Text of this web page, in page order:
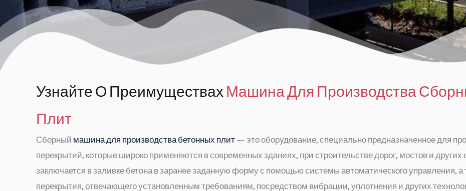
Узнайте О Преимуществах Машина Для Производства
Плит
Сборный машина для производства бетонных плит — это оборудование, специально предназначенное для
перекрытий, которые широко применяются в современных зданиях, при строительстве дорог, мостов и других
заключается в заливке бетона в заранее заданную форму с помощью системы автоматического управления,
перекрытия, отвечающего установленным требованиям, посредством вибрации, уплотнения и других